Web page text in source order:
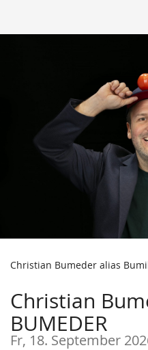
Christian Bumeder alias
Christian
BUMEDER
Fr, 18. September